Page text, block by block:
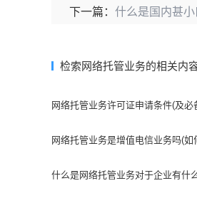
下一篇： 什么是国内甚
检索网络托管业务的相关内
网络托管业务许可证申请条件(及必
网络托管业务是增值电信业务吗(
什么是网络托管业务对于企业有什